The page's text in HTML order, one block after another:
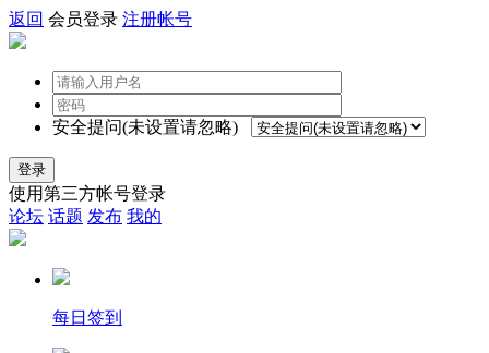
返回 会员登录 注册帐号
安全提问(未设置请忽略)
登录
使用第三方帐号登录
论坛 话题 发布 我的
每日签到